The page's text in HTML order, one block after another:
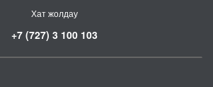
Хат жолдау
+7 (727) 3 100 103